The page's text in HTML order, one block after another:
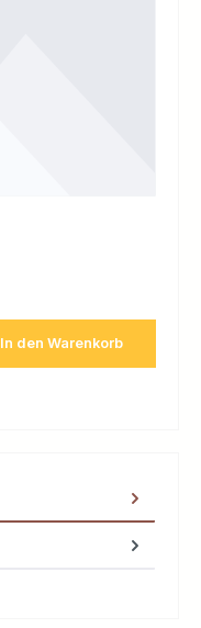
In den Warenkorb